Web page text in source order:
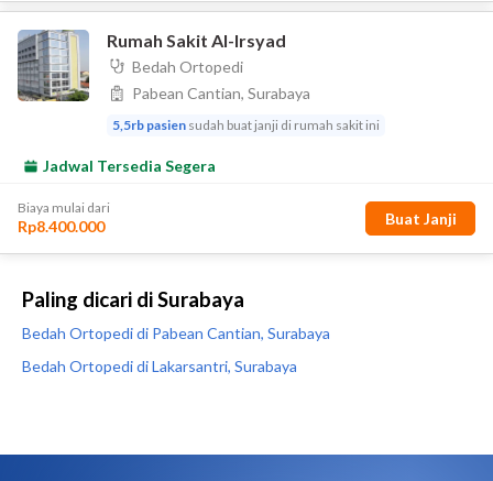
Paling dicari di Surabaya
Bedah Ortopedi di Pabean Cantian, Surabaya
Bedah Ortopedi di Lakarsantri, Surabaya